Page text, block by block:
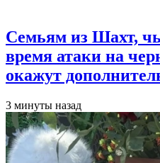
Семьям из Шахт,
время атаки на
окажут
3 минуты назад